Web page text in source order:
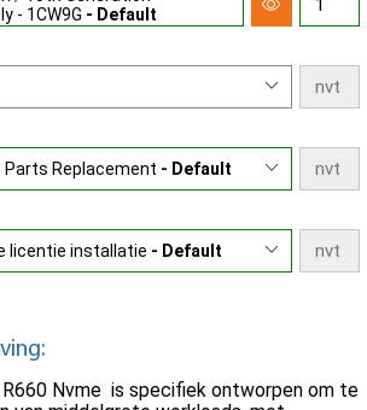
- 1CW9G - Default
Parts Replacement - Default
licentie installatie - Default
R660 Nvme is specifiek ontworpen om te